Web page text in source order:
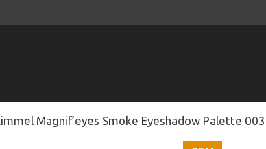
Magnif’eyes Smoke Eyeshadow Palette 003